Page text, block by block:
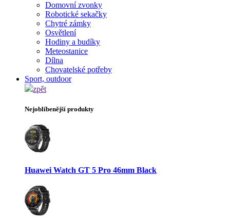
Domovní zvonky
Robotické sekačky
Chytré zámky
Osvětlení
Hodiny a budíky
Meteostanice
Dílna
Chovatelské potřeby
Sport, outdoor
zpět
Nejoblíbenější produkty
Huawei Watch GT 5 Pro 46mm Black